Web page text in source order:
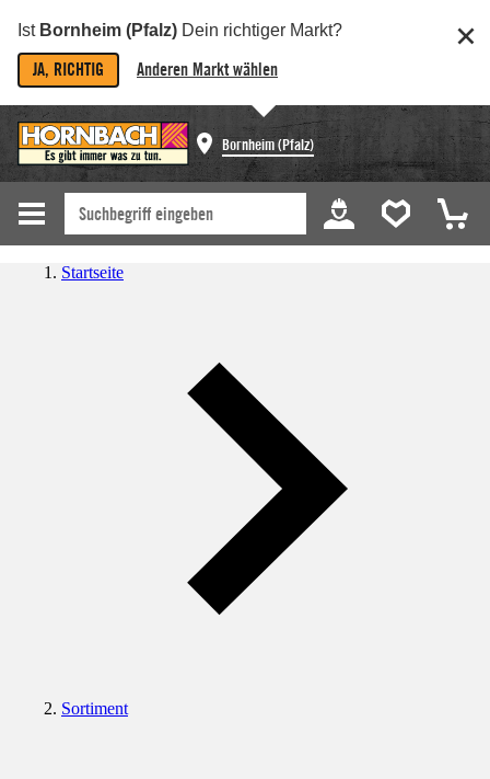
Ist Bornheim (Pfalz) Dein richtiger Markt?
JA, RICHTIG Anderen Markt wählen
Bornheim (Pfalz)
Startseite
Sortiment